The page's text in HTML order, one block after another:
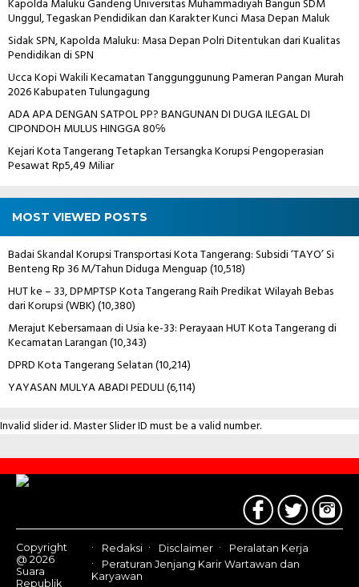
Kapolda Maluku Gandeng Universitas Muhammadiyah Bangun SDM
Unggul, Tegaskan Pendidikan dan Karakter Kunci Masa Depan Maluk
Sidak SPN, Kapolda Maluku: Masa Depan Polri Ditentukan dari Kualitas
Pendidikan di SPN
Ucca Kopi Wakili Kecamatan Tanggunggunung Pameran Pangan Murah
2026 Kabupaten Tulungagung
ADA APA DENGAN SATPOL PP? BANGUNAN DI DUGA ILEGAL DI
CIPONDOH MULUS HINGGA 80℅
Kejari Kota Tangerang Tetapkan Tersangka Korupsi Pengoperasian
Pesawat Rp5,49 Miliar
MOST VIEWED POSTS
Badai Skandal Korupsi Transportasi Kota Tangerang: Subsidi ‘TAYO’ Si
Benteng Rp 36 M/Tahun Diduga Menguap(10,518)
HUT ke – 33, DPMPTSP Kota Tangerang Raih Predikat Wilayah Bebas
dari Korupsi (WBK)(10,380)
Merajut Kebersamaan di Usia ke-33: Perayaan HUT Kota Tangerang di
Kecamatan Larangan(10,343)
DPRD Kota Tangerang Selatan(10,214)
YAYASAN MULYA ABADI PEDULI(6,114)
Invalid slider id. Master Slider ID must be a valid number.
Contact
Us
Copyright
@ 2026
Suara
Republik
Redaksi Disclaimer
Peralatan Kerja
Peraturan Jenjang Karir Wartawan dan
Karyawan